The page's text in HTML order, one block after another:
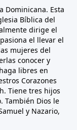
Dominicana. Esta
Bíblica del
dirige el
el llevar el
mujeres del
conocer y
libres en
Corazones
Tiene tres hijos
También Dios le
y Nazario,